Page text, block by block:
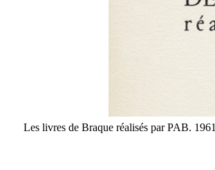
Les livres de Braque réalisés par PAB. 1961